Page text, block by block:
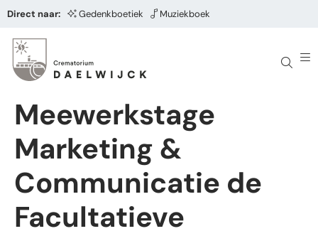
Direct naar: Gedenkboetiek Muziekboek
Meewerkstage
Marketing &
Communicatie de
Facultatieve